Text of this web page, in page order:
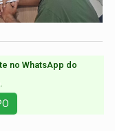
no WhatsApp do